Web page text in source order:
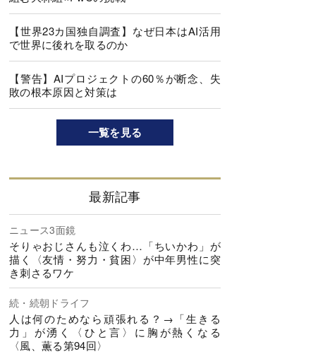
【世界23カ国独自調査】なぜ日本はAI活用
で世界に後れを取るのか
【警告】AIプロジェクトの60％が断念、失
敗の根本原因と対策は
一覧を見る
最新記事
ニュース3面鏡
そりゃおじさんも泣くわ…「ちいかわ」が
描く〈友情・努力・貧困〉が中年男性に突
き刺さるワケ
続・続朝ドライフ
人は何のためなら頑張れる？→「生きる
力」が湧く〈ひと言〉に胸が熱くなる
〈風、薫る第94回〉